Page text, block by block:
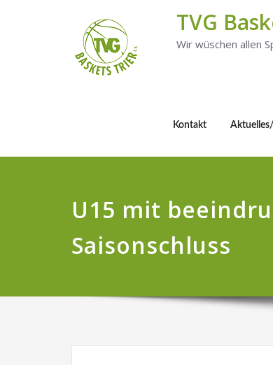
TVG
Wir wüschen allen
Kontakt
U15 mit
Saisonschluss